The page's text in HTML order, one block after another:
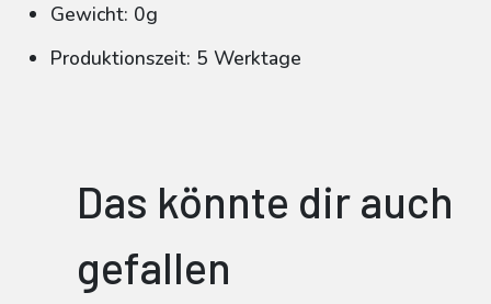
Gewicht: 0g
Produktionszeit: 5 Werktage
Das könnte dir auch
gefallen